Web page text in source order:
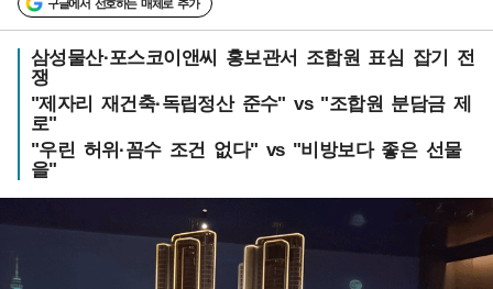
구글에서 선호하는 매체로 추가
삼성물산·포스코이앤씨 홍보관서 조합원 표심 잡기 전
쟁
"제자리 재건축·독립정산 준수" vs "조합원 분담금 제
로"
"우린 허위·꼼수 조건 없다" vs "비방보다 좋은 선물
을"